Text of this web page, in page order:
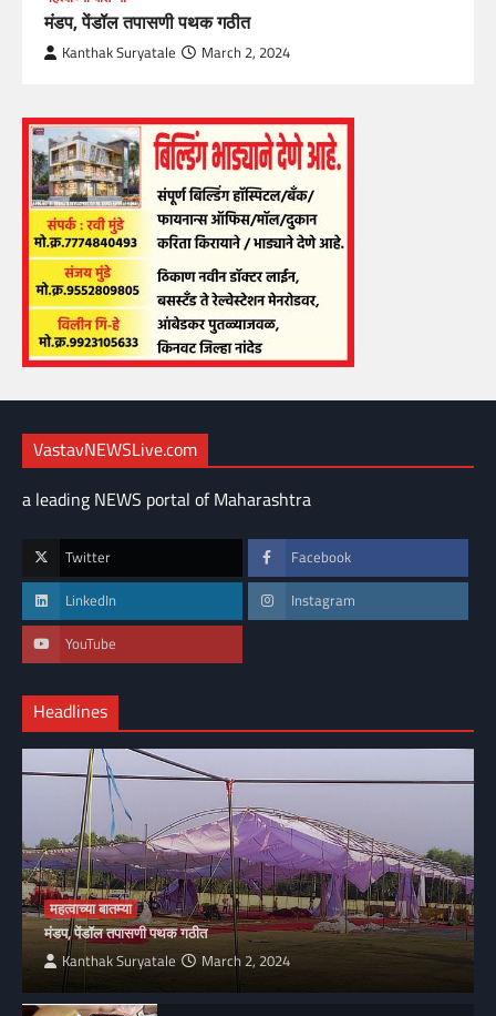
मंडप, पेंडॉल तपासणी पथक गठीत
Kanthak Suryatale March 2, 2024
VastavNEWSLive.com
a leading NEWS portal of Maharashtra
Twitter Facebook
LinkedIn Instagram
YouTube
Headlines
महत्वाच्या बातम्या
मंडप, पेंडॉल तपासणी पथक गठीत
Kanthak Suryatale March 2, 2024